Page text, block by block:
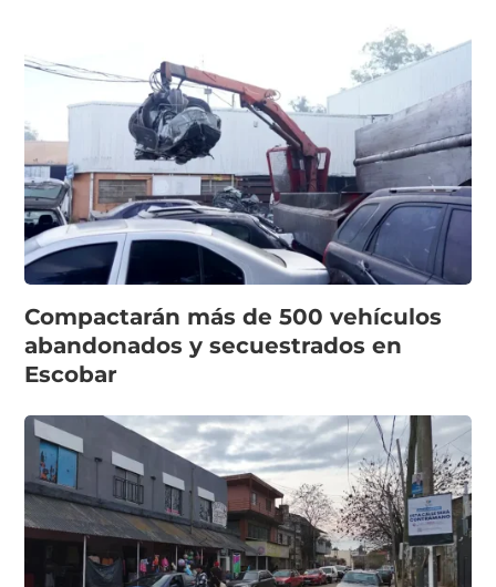
Compactarán más de 500 vehículos
abandonados y secuestrados en
Escobar